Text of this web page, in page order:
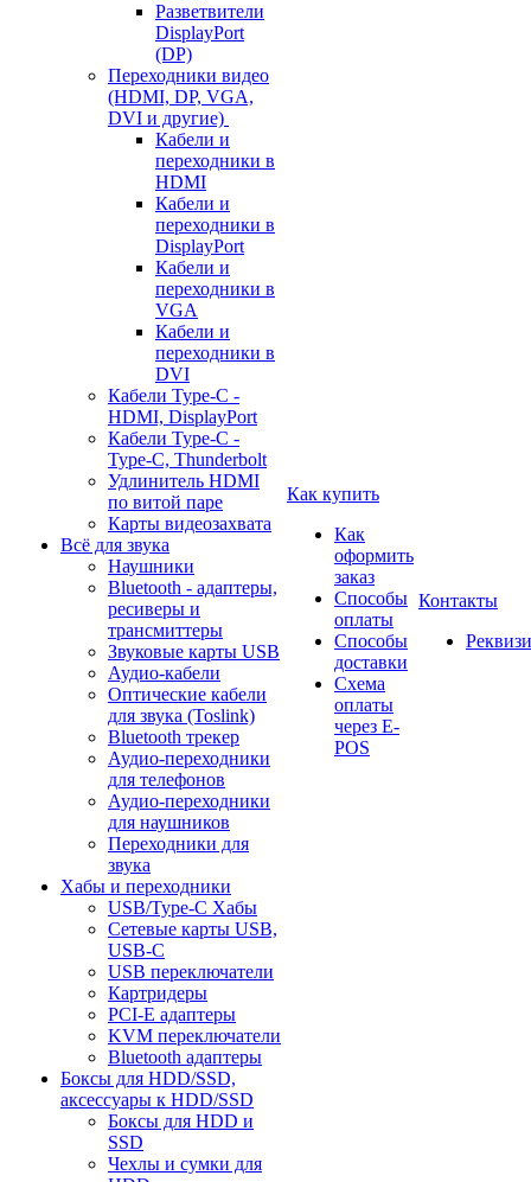
Разветвители
DisplayPort
(DP)
Переходники видео
(HDMI, DP, VGA,
DVI и другие)
Кабели и
переходники в
HDMI
Кабели и
переходники в
DisplayPort
Кабели и
переходники в
VGA
Кабели и
переходники в
DVI
Кабели Type-C -
HDMI, DisplayPort
Кабели Type-C -
Type-C, Thunderbolt
Удлинитель HDMI
по витой паре
Карты видеозахвата
Всё для звука
Наушники
Bluetooth - адаптеры,
ресиверы и
трансмиттеры
Звуковые карты USB
Аудио-кабели
Оптические кабели
для звука (Toslink)
Bluetooth трекер
Аудио-переходники
для телефонов
Аудио-переходники
для наушников
Переходники для
звука
Хабы и переходники
USB/Type-C Хабы
Сетевые карты USB,
USB-C
USB переключатели
Картридеры
PCI-E адаптеры
KVM переключатели
Bluetooth адаптеры
Боксы для HDD/SSD,
аксессуары к HDD/SSD
Боксы для HDD и
SSD
Чехлы и сумки для
Как купить
Как
оформить
заказ
Способы
оплаты
Способы
доставки
Схема
оплаты
через E-
POS
Контакты